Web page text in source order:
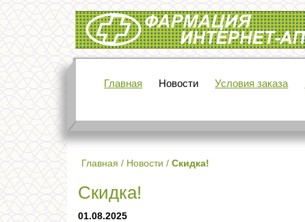
Интернет-аптека Фармация
Главная Новости Условия заказа
Главная / Новости / Скидка!
Скидка!
01.08.2025